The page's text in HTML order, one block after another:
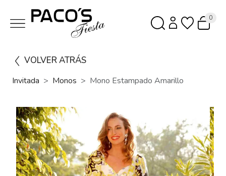
0
VOLVER ATRÁS
Invitada Monos Mono Estampado Amarillo